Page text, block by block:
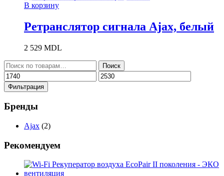
В корзину
Ретранслятор сигнала Ajax, белый
2 529 MDL
Искать:
Поиск
Минимальная
цена
Максимальная
цена
Фильтрация
Бренды
Ajax (2)
Рекомендуем